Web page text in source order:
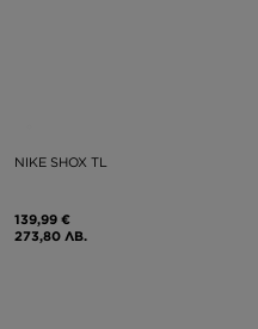
NIKE SHOX TL
139,99 €
273,80 ЛВ.